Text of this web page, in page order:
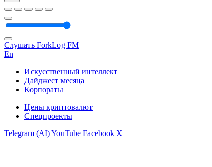
Слушать ForkLog FM
En
Искусственный интеллект
Дайджест месяца
Корпораты
Цены криптовалют
Спецпроекты
Telegram (AI)YouTube Facebook X